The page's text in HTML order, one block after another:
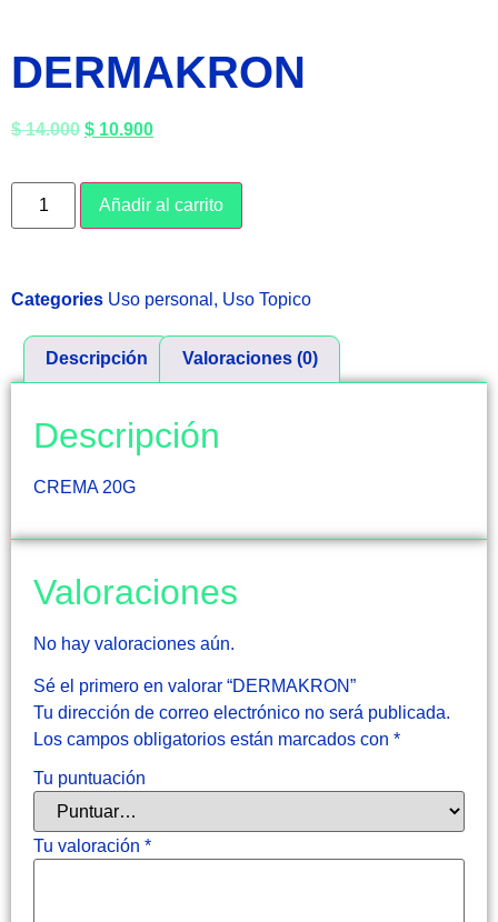
DERMAKRON
$14.000 $ 10.900
Añadir al carrito
Categories Uso personal , Uso Topico
Descripción Valoraciones (0)
Descripción
CREMA 20G
Valoraciones
No hay valoraciones aún.
Sé el primero en valorar “DERMAKRON”
Tu dirección de correo electrónico no será publicada.
Los campos obligatorios están marcados con *
Tu puntuación
Tu valoración *